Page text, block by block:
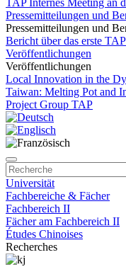
TAP Internes Meeting an
Pressemitteilungen und
Pressemitteilungen und
Bericht über das erste
Veröffentlichungen
Veröffentlichungen
Local Innovation in the
Taiwan: Melting Pot and
Project Group TAP
Universität
Fachbereiche & Fächer
Fachbereich II
Fächer am Fachbereich II
Études Chinoises
Recherches